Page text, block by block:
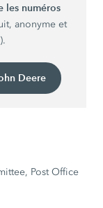
les numéros
anonyme et
Deere
Post Office